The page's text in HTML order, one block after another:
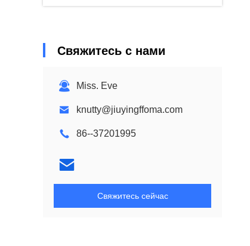
Свяжитесь с нами
Miss. Eve
knutty@jiuyingffoma.com
86--37201995
Свяжитесь сейчас